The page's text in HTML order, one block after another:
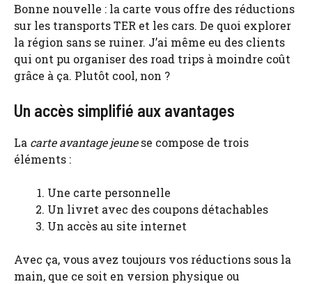
Bonne nouvelle : la carte vous offre des réductions
sur les transports TER et les cars. De quoi explorer
la région sans se ruiner. J’ai même eu des clients
qui ont pu organiser des road trips à moindre coût
grâce à ça. Plutôt cool, non ?
Un accès simplifié aux avantages
La carte avantage jeunese compose de trois
éléments :
Une carte personnelle
Un livret avec des coupons détachables
Un accès au site internet
Avec ça, vous avez toujours vos réductions sous la
main, que ce soit en version physique ou